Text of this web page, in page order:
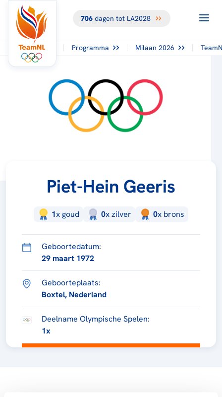
706dagen tot LA2028
Programma Milaan 2026
Piet-Hein Geeris
1x goud 0xzilver 0x brons
Geboortedatum:
29 maart 1972
Geboorteplaats:
Boxtel, Nederland
Deelname Olympische Spelen:
1x